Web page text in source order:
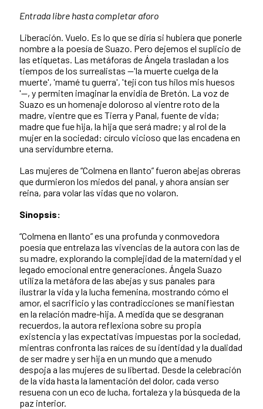
Entrada libre hasta completar aforo
Liberación. Vuelo. Es lo que se diría si hubiera que ponerle
nombre a la poesía de Suazo. Pero dejemos el suplicio de
las etiquetas. Las metáforas de Ángela trasladan a los
tiempos de los surrealistas —'la muerte cuelga de la
muerte', 'mamé tu guerra', 'tejí con tus hilos mis huesos
'—, y permiten imaginar la envidia de Bretón. La voz de
Suazo es un homenaje doloroso al vientre roto de la
madre, vientre que es Tierra y Panal, fuente de vida;
madre que fue hija, la hija que será madre; y al rol de la
mujer en la sociedad: círculo vicioso que las encadena en
una servidumbre eterna.
Las mujeres de “Colmena en llanto” fueron abejas obreras
que durmieron los miedos del panal, y ahora ansían ser
reina, para volar las vidas que no volaron.
Sinopsis:
“Colmena en llanto” es una profunda y conmovedora
poesía que entrelaza las vivencias de la autora con las de
su madre, explorando la complejidad de la maternidad y el
legado emocional entre generaciones. Ángela Suazo
utiliza la metáfora de las abejas y sus panales para
ilustrar la vida y la lucha femenina, mostrando cómo el
amor, el sacrificio y las contradicciones se manifiestan
en la relación madre-hija. A medida que se desgranan
recuerdos, la autora reflexiona sobre su propia
existencia y las expectativas impuestas por la sociedad,
mientras confronta las raíces de su identidad y la dualidad
de ser madre y ser hija en un mundo que a menudo
despoja a las mujeres de su libertad. Desde la celebración
de la vida hasta la lamentación del dolor, cada verso
resuena con un eco de lucha, fortaleza y la búsqueda de la
paz interior.